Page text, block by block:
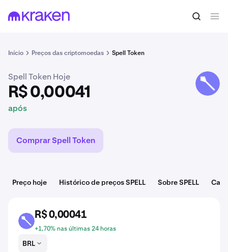
Início Preços das criptomoedas Spell Token
R$ 0,00041 Comprar SPELL
Spell Token Hoje
R$ 0,00041
após
SPELL
Comprar Spell Token
Preço hoje Histórico de preços SPELL Sobre SPELL
SPELL
R$ 0,00041
+1,70% nas últimas 24 horas
BRL